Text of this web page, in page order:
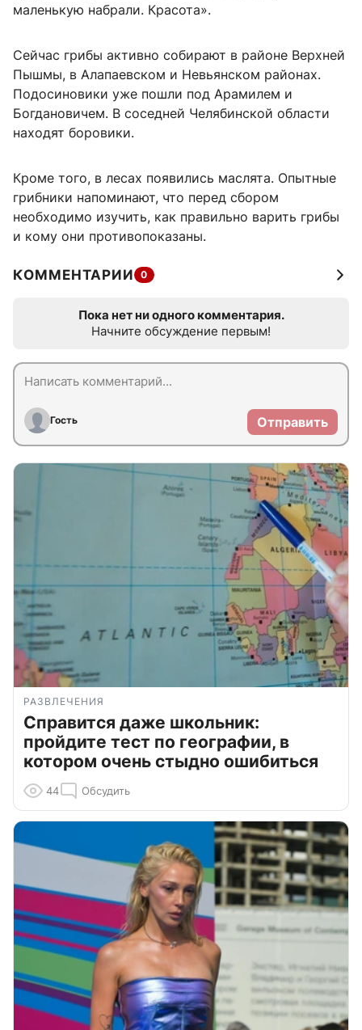
маленькую набрали. Красота».
Сейчас грибы активно собирают в районе Верхней
Пышмы, в Алапаевском и Невьянском районах.
Подосиновики уже пошли под Арамилем и
Богдановичем. В соседней Челябинской области
находят боровики.
Кроме того, в лесах появились маслята. Опытные
грибники напоминают, что перед сбором
необходимо изучить, как правильно варить грибы
и кому они противопоказаны.
КОММЕНТАРИИ 0
Пока нет ни одного комментария.
Начните обсуждение первым!
Гость Отправить
РАЗВЛЕЧЕНИЯ
Справится даже школьник:
пройдите тест по географии, в
котором очень стыдно ошибиться
44 Обсудить